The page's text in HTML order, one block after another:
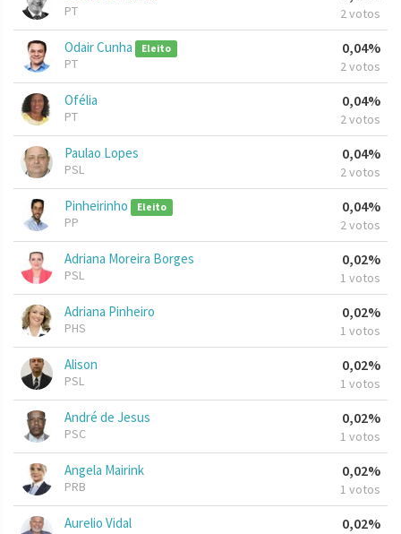
PT 2 votos
Odair Cunha Eleito
PT
0,04%
2 votos
Ofélia
PT
0,04%
2 votos
Paulao Lopes
PSL
0,04%
2 votos
Pinheirinho Eleito
PP
0,04%
2 votos
Adriana Moreira Borges
PSL
0,02%
1 votos
Adriana Pinheiro
PHS
0,02%
1 votos
Alison
PSL
0,02%
1 votos
André de Jesus
PSC
0,02%
1 votos
Angela Mairink
PRB
0,02%
1 votos
Aurelio Vidal 0,02%